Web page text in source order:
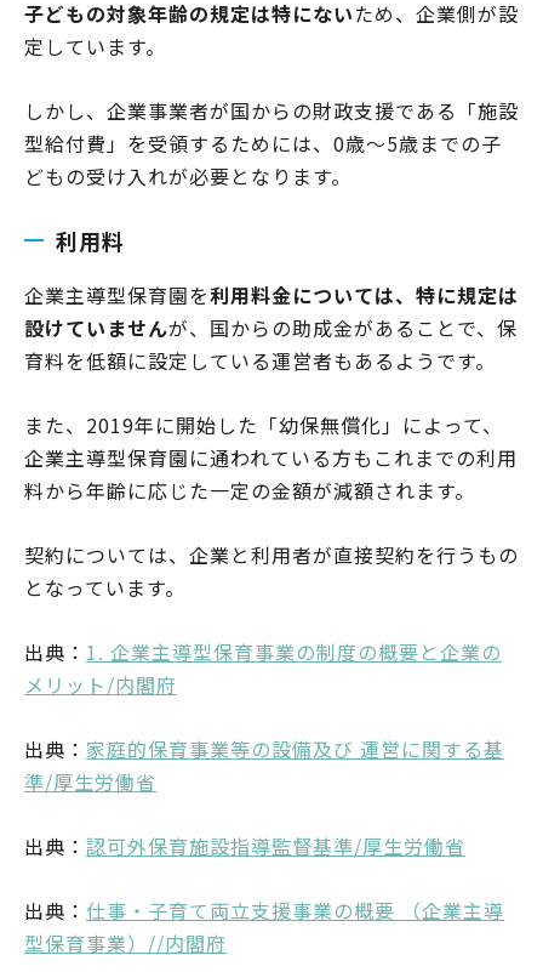
子どもの対象年齢の規定は特にないため、企業側が設
定しています。
しかし、企業事業者が国からの財政支援である「施設
型給付費」を受領するためには、0歳～5歳までの子
どもの受け入れが必要となります。
利用料
企業主導型保育園を利用料金については、特に規定は
設けていませんが、国からの助成金があることで、保
育料を低額に設定している運営者もあるようです。
また、2019年に開始した「幼保無償化」によって、
企業主導型保育園に通われている方もこれまでの利用
料から年齢に応じた一定の金額が減額されます。
契約については、企業と利用者が直接契約を行うもの
となっています。
出典： 1. 企業主導型保育事業の制度の概要と企業の
メリット/内閣府
出典： 家庭的保育事業等の設備及び 運営に関する基
準/厚生労働省
出典： 認可外保育施設指導監督基準/厚生労働省
出典： 仕事・子育て両立支援事業の概要 （企業主導
型保育事業）//内閣府